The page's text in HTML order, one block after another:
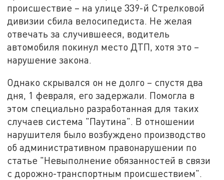
происшествие – на улице 339-й Стрелковой
дивизии сбила велосипедиста. Не желая
отвечать за случившееся, водитель
автомобиля покинул место ДТП, хотя это –
нарушение закона.
Однако скрывался он не долго – спустя два
дня, 1 февраля, его задержали. Помогла в
этом специально разработанная для таких
случаев система "Паутина". В отношении
нарушителя было возбуждено производство
об административном правонарушении по
статье "Невыполнение обязанностей в связи
с дорожно-транспортным происшествием".